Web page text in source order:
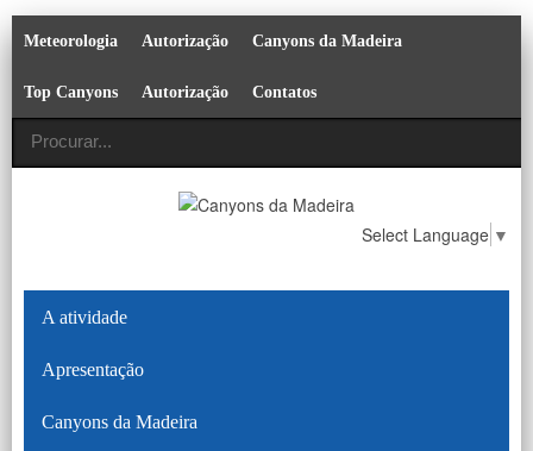
Meteorologia Autorização Canyons da Madeira
Top Canyons Autorização Contatos
Select Language ▼
A atividade
Apresentação
Canyons da Madeira